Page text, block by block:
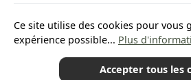
Revoke a
Ce site utilise des cookies pour vous
expérience possible... Plus
Accepter tous les